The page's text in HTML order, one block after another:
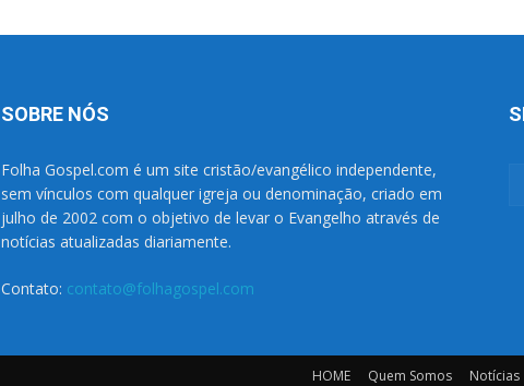
SOBRE NÓS
Folha Gospel.com é um site cristão/evangélico independente,
sem vínculos com qualquer igreja ou denominação, criado em
julho de 2002 com o objetivo de levar o Evangelho através de
notícias atualizadas diariamente.
Contato: contato@folhagospel.com
HOME Quem Somos Notícias